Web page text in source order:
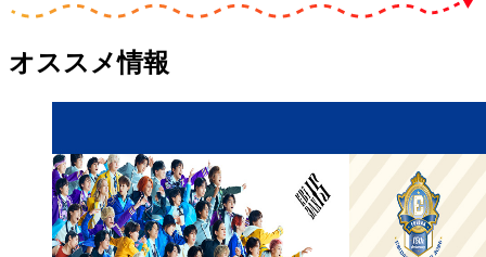
オススメ情報